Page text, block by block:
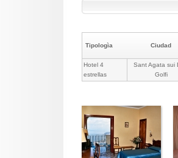
Tipologìa Ciudad
Hotel 4
estrellas
Sant Agata sui
Golfi